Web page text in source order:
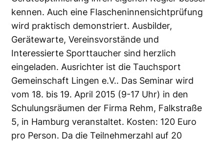
kennen. Auch eine Flascheninnensichtprüfung
wird praktisch demonstriert. Ausbilder,
Gerätewarte, Vereinsvorstände und
Interessierte Sporttaucher sind herzlich
eingeladen. Ausrichter ist die Tauchsport
Gemeinschaft Lingen e.V.. Das Seminar wird
vom 18. bis 19. April 2015 (9-17 Uhr) in den
Schulungsräumen der Firma Rehm, Falkstraße
5, in Hamburg veranstaltet. Kosten: 120 Euro
pro Person. Da die Teilnehmerzahl auf 20